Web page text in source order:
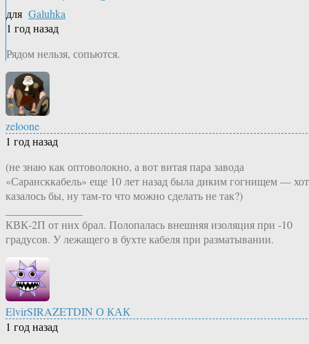
для Galuhka
1 год назад
Рядом нельзя, сопьются.
zeloone
1 год назад
(не знаю как оптоволокно, а вот витая пара завода
«Сарансккабель» еще 10 лет назад была диким гогнищем —
казалось бы, ну там-то что можно сделать не так?)
КВК-2П от них брал. Полопалась внешняя изоляция при -10
градусов. У лежащего в бухте кабеля при разматывании.
ElvirSIRAZETDIN О КАК
1 год назад